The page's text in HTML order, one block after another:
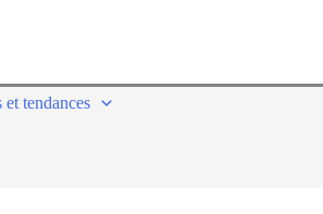
tendances